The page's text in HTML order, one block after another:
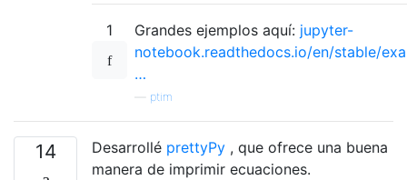
1 Grandes ejemplos aquí: jupyter-
notebook.readthedocs.io/en/stable/
…
ptim
14 Desarrollé prettyPy , que ofrece una buena
manera de imprimir ecuaciones.